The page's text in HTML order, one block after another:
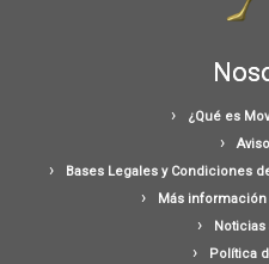
¿Qué es
Bases Legales y Condiciones
Más
Política